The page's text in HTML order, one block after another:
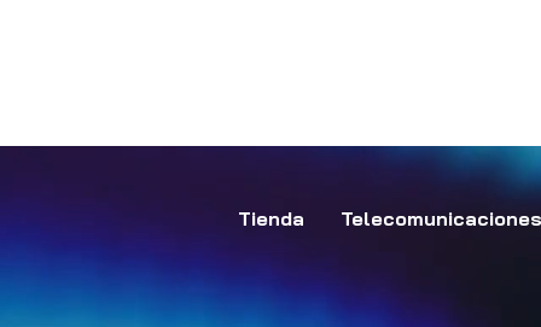
Tienda Telecomunicaciones